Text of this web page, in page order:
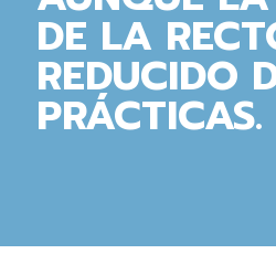
DE LA
REDUCIDO
PRÁCTICAS.